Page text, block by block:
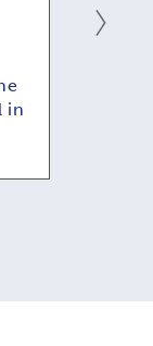
in